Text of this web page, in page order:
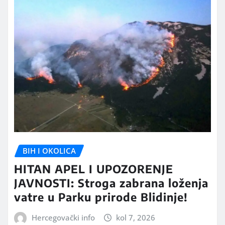
BIH I OKOLICA
HITAN APEL I UPOZORENJE
JAVNOSTI: Stroga zabrana loženja
vatre u Parku prirode Blidinje!
Hercegovački info kol 7, 2026